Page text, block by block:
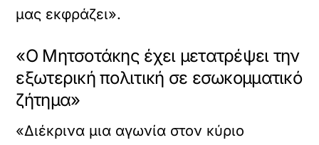
μας εκφράζει».
«Ο Μητσοτάκης έχει μετατρέψει την
εξωτερική πολιτική σε εσωκομματικό
ζήτημα»
«Διέκρινα μια αγωνία στον κύριο